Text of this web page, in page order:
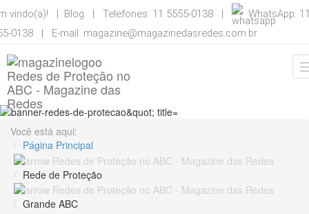
vindo(a)! | Blog | Telefones: 11 5555-0138 |
WhatsApp:
0138 | E-mail: magazine@magazinedasredes.com.br
Você está aqui:
Página Principal
Rede de Proteção
Grande ABC